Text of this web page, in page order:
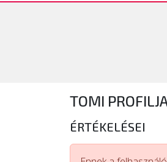
TOMI
ÉRTÉKELÉSEI